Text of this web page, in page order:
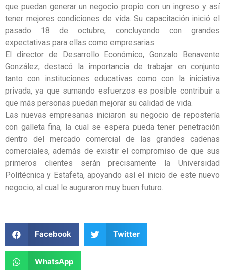
que puedan generar un negocio propio con un ingreso y así
tener mejores condiciones de vida. Su capacitación inició el
pasado 18 de octubre, concluyendo con grandes
expectativas para ellas como empresarias.
El director de Desarrollo Económico, Gonzalo Benavente
González, destacó la importancia de trabajar en conjunto
tanto con instituciones educativas como con la iniciativa
privada, ya que sumando esfuerzos es posible contribuir a
que más personas puedan mejorar su calidad de vida.
Las nuevas empresarias iniciaron su negocio de repostería
con galleta fina, la cual se espera pueda tener penetración
dentro del mercado comercial de las grandes cadenas
comerciales, además de existir el compromiso de que sus
primeros clientes serán precisamente la Universidad
Politécnica y Estafeta, apoyando así el inicio de este nuevo
negocio, al cual le auguraron muy buen futuro.
Facebook Twitter
WhatsApp